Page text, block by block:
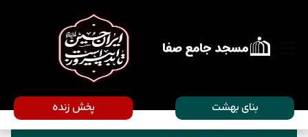
بنای بهشت پخش زنده